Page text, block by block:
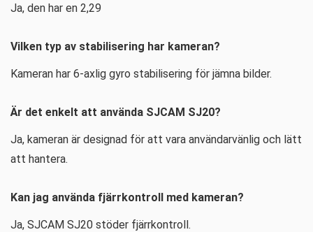
Ja, den har en 2,29
Vilken typ av stabilisering har kameran?
Kameran har 6-axlig gyro stabilisering för jämna bilder.
Är det enkelt att använda SJCAM SJ20?
Ja, kameran är designad för att vara användarvänlig och lätt
att hantera.
Kan jag använda fjärrkontroll med kameran?
Ja, SJCAM SJ20 stöder fjärrkontroll.